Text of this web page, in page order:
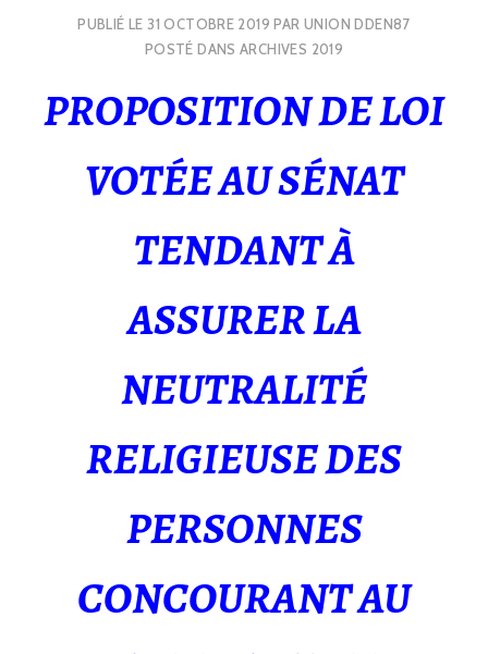
PUBLIÉ LE 31 OCTOBRE 2019 PARUNION DDEN87
POSTÉ DANSARCHIVES 2019
PROPOSITION DE LOI
VOTÉE AU SÉNAT
TENDANT À
ASSURER LA
NEUTRALITÉ
RELIGIEUSE DES
PERSONNES
CONCOURANT AU